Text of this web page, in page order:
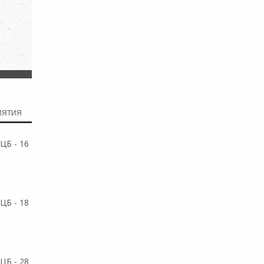
- 16
- 18
- 28